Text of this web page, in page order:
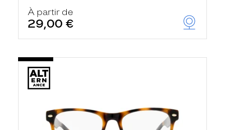
À partir de
29,00 €